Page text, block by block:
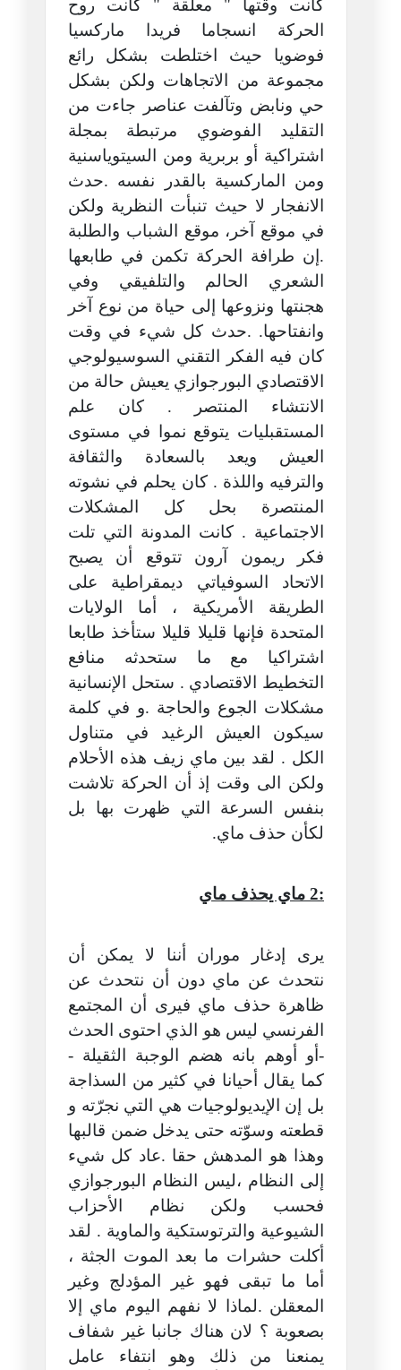
كانت وقتها " معلقة " كانت روح
الحركة انسجاما فريدا ماركسيا
فوضويا حيث اختلطت بشكل رائع
مجموعة من الاتجاهات ولكن بشكل
حي ونابض وتآلفت عناصر جاءت من
التقليد الفوضوي مرتبطة بمجلة
اشتراكية أو بربرية ومن السيتوياسنية
ومن الماركسية بالقدر نفسه .حدث
الانفجار لا حيث تنبأت النظرية ولكن
في موقع آخر، موقع الشباب والطلبة
.إن طرافة الحركة تكمن في طابعها
الشعري الحالم والتلفيقي وفي
هجنتها ونزوعها إلى حياة من نوع آخر
وانفتاحها. .حدث كل شيء في وقت
كان فيه الفكر التقني السوسيولوجي
الاقتصادي البورجوازي يعيش حالة من
الانتشاء المنتصر . كان علم
المستقبليات يتوقع نموا في مستوى
العيش ويعد بالسعادة والثقافة
والترفيه واللذة . كان يحلم في نشوته
المنتصرة بحل كل المشكلات
الاجتماعية . كانت المدونة التي تلت
فكر ريمون آرون تتوقع أن يصبح
الاتحاد السوفياتي ديمقراطية على
الطريقة الأمريكية ، أما الولايات
المتحدة فإنها قليلا قليلا ستأخذ طابعا
اشتراكيا مع ما ستحدثه منافع
التخطيط الاقتصادي . ستحل الإنسانية
مشكلات الجوع والحاجة .و في كلمة
سيكون العيش الرغيد في متناول
الكل . لقد بين ماي زيف هذه الأحلام
ولكن الى وقت إذ أن الحركة تلاشت
بنفس السرعة التي ظهرت بها بل
لكأن حذف ماي.
:2 ماي يحذف ماي
يرى إدغار موران أننا لا يمكن أن
نتحدث عن ماي دون أن نتحدث عن
ظاهرة حذف ماي فيرى أن المجتمع
الفرنسي ليس هو الذي احتوى الحدث
-أو أوهم بانه هضم الوجبة الثقيلة -
كما يقال أحيانا في كثير من السذاجة
بل إن الإيديولوجيات هي التي نجرّته و
قطعته وسوّته حتى يدخل ضمن قالبها
وهذا هو المدهش حقا .عاد كل شيء
إلى النظام ،ليس النظام البورجوازي
فحسب ولكن نظام الأحزاب
الشيوعية والترتوستكية والماوية . لقد
أكلت حشرات ما بعد الموت الجثة ،
أما ما تبقى فهو غير المؤدلج وغير
المعقلن .لماذا لا نفهم اليوم ماي إلا
بصعوبة ؟ لان هناك جانبا غير شفاف
يمنعنا من ذلك وهو انتفاء عامل